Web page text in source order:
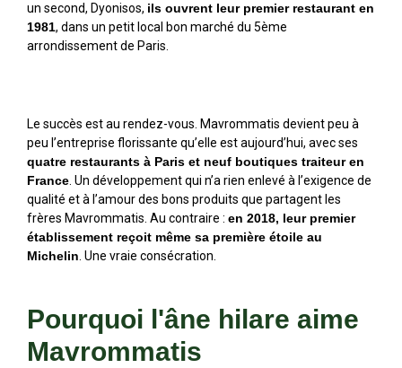
un second, Dyonisos, ils ouvrent leur premier restaurant en
1981, dans un petit local bon marché du 5ème
arrondissement de Paris.
Le succès est au rendez-vous. Mavrommatis devient peu à
peu l’entreprise florissante qu’elle est aujourd’hui, avec ses
quatre restaurants à Paris et neuf boutiques traiteur en
France. Un développement qui n’a rien enlevé à l’exigence de
qualité et à l’amour des bons produits que partagent les
frères Mavrommatis. Au contraire : en 2018, leur premier
établissement reçoit même sa première étoile au
Michelin . Une vraie consécration.
Pourquoi l'âne hilare aime
Mavrommatis